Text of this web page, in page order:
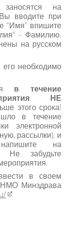
на
вводите при
"Имя" впишите
- Фамилию.
на русском
его необходимо
в течение
. НЕ
этого срока!
в течение
электронной
рассылки). и
на
Не забудьте
в своем
НМО Минздрава